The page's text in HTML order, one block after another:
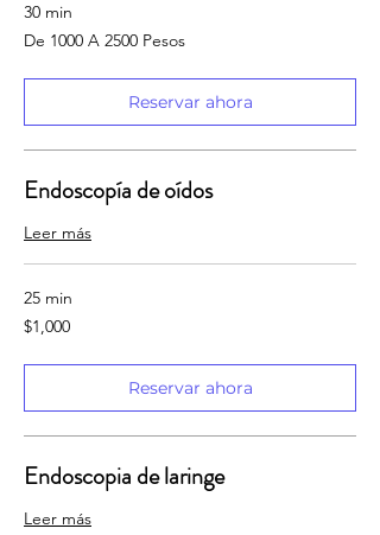
30 min
De
1000
De 1000 A 2500 Pesos
Reservar ahora
Endoscopía de oídos
Leer más
25 min
1,000
pesos
$1,000
Reservar ahora
Endoscopia de laringe
Leer más